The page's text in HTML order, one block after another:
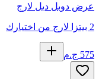
عرض دوبل ديل لارج
2 بيتزا لارج من اختيارك
575 ج.م